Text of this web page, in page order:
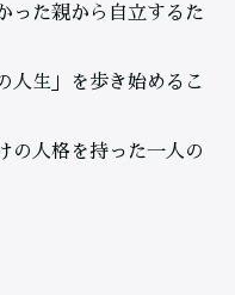
った親から自立するた
人生」を歩き始めるこ
の人格を持った一人の